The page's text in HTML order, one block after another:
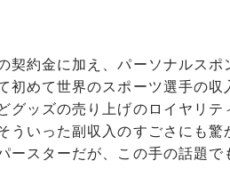
契約金に加え、パーソナルスポ
初めて世界のスポーツ選手の
グッズの売り上げのロイヤリ
ういった副収入のすごさにも
ースターだが、この手の話題